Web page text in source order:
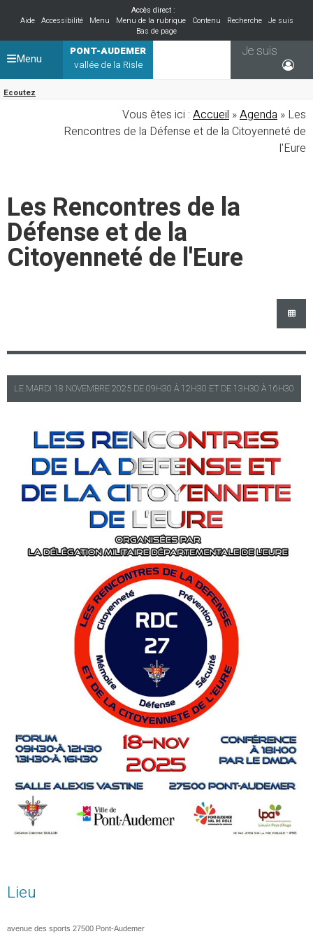
Accès direct :
Aide
Accessibilité Menu Menu de la rubrique Contenu Recherche
Je suis
Bas de page
PONT-AUDEMER
vallée de la Risle
Ecoutez
Je suis
Menu
Vous êtes ici : Accueil »Agenda » Les
Rencontres de la Défense et de la Citoyenneté de
l'Eure
Les Rencontres de la
Défense et de la
Citoyenneté de l'Eure
LE MARDI 18 NOVEMBRE 2025 DE09H30 À 12H30 ET DE 13H30 À 16H30
Lieu
avenue des sports 27500 Pont-Audemer